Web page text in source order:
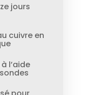
jours
cuivre en
l’aide